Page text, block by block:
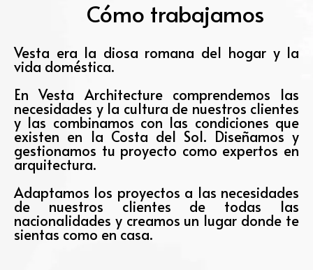
Cómo trabajamos
Vesta era la diosa romana del hogar y la
vida doméstica.
En Vesta Architecture comprendemos las
necesidades y la cultura de nuestros clientes
y las combinamos con las condiciones que
existen en la Costa del Sol. Diseñamos y
gestionamos tu proyecto como expertos en
arquitectura.
Adaptamos los proyectos a las necesidades
de nuestros clientes de todas las
nacionalidades y creamos un lugar donde te
sientas como en casa.